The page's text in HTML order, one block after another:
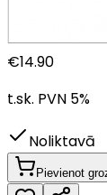
€14.90
t.sk. PVN 5%
Noliktavā
Pievienot